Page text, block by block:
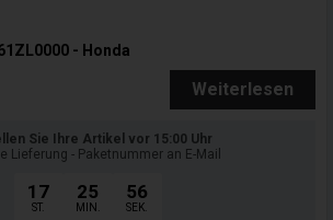
- Honda
Weiterlesen
Sie Ihre Artikel vor 15:00 Uhr
Lieferung - Paketnummer an E-Mail
17
ST.
25
MIN.
55
SEK.